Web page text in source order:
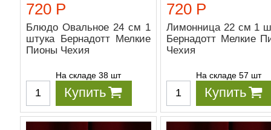
720 Р
Блюдо Овальное 24 см 1
штука Бернадотт Мелкие
Пионы Чехия
На складе 38 шт
Купить
720 Р
Лимонница 22 см 1
Бернадотт Мелкие
Чехия
На складе 57 шт
Купить